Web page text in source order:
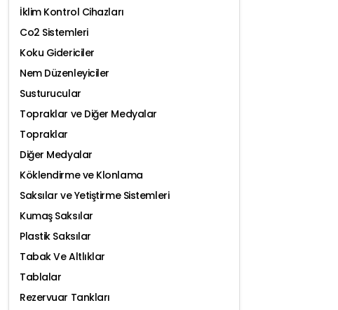
İklim Kontrol Cihazları
Co2 Sistemleri
Koku Gidericiler
Nem Düzenleyiciler
Susturucular
Topraklar ve Diğer Medyalar
Topraklar
Diğer Medyalar
Köklendirme ve Klonlama
Saksılar ve Yetiştirme Sistemleri
Kumaş Saksılar
Plastik Saksılar
Tabak Ve Altlıklar
Tablalar
Rezervuar Tankları